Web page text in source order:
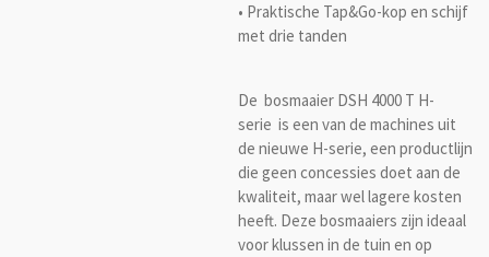
• Praktische Tap&Go-kop en schijf
met drie tanden
De bosmaaier DSH 4000 T H-
serie is een van de machines uit
de nieuwe H-serie, een productlijn
die geen concessies doet aan de
kwaliteit, maar wel lagere kosten
heeft. Deze bosmaaiers zijn ideaal
voor klussen in de tuin en op